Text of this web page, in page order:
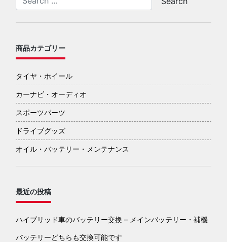
商品カテゴリー
タイヤ・ホイール
カーナビ・オーディオ
スポーツパーツ
ドライブグッズ
オイル・バッテリー・メンテナンス
最近の投稿
ハイブリッド車のバッテリー交換 – メインバッテリー・補機
バッテリーどちらも交換可能です